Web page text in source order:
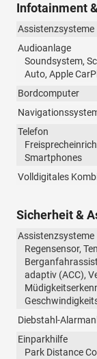
Infotainment
Assistenzsysteme
Audioanlage
Soundsystem,
Auto, Apple
Bordcomputer
Telefon
Smartphones
Volldigitales
Sicherheit &
Assistenzsysteme
Regensensor,
adaptiv (ACC),
Diebstahl-
Einparkhilfe
Park Distance